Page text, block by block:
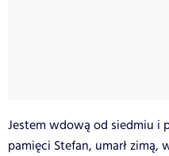
Jestem wdową od siedmiu i
pamięci Stefan, umarł zimą,